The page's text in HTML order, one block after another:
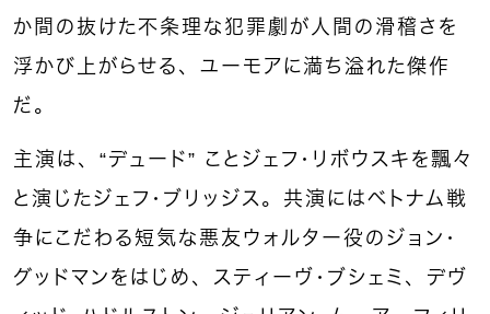
か間の抜けた不条理な犯罪劇が人間の滑稽さを
浮かび上がらせる、ユーモアに満ち溢れた傑作
だ。
主演は、“デュード” ことジェフ・リボウスキを飄々
と演じたジェフ・ブリッジス。共演にはベトナム戦
争にこだわる短気な悪友ウォルター役のジョン・
グッドマンをはじめ、スティーヴ・ブシェミ、デヴ